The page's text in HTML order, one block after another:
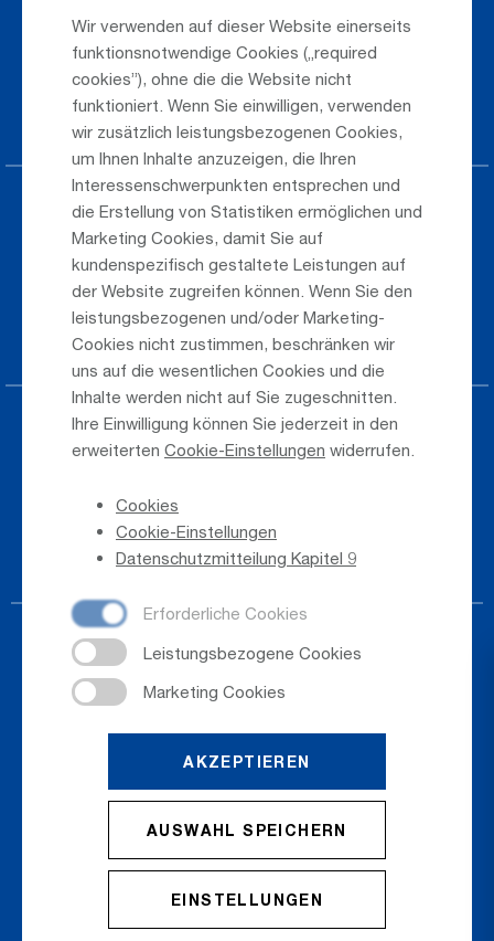
Wir verwenden auf dieser Website einerseits
funktionsnotwendige Cookies („required
cookies”), ohne die die Website nicht
funktioniert. Wenn Sie einwilligen, verwenden
wir zusätzlich leistungsbezogenen Cookies,
um Ihnen Inhalte anzuzeigen, die Ihren
Interessenschwerpunkten entsprechen und
die Erstellung von Statistiken ermöglichen und
Marketing Cookies, damit Sie auf
kundenspezifisch gestaltete Leistungen auf
der Website zugreifen können. Wenn Sie den
leistungsbezogenen und/oder Marketing-
Cookies nicht zustimmen, beschränken wir
uns auf die wesentlichen Cookies und die
Inhalte werden nicht auf Sie zugeschnitten.
Ihre Einwilligung können Sie jederzeit in den
erweiterten Cookie-Einstellungen widerrufen.
Cookies
Cookie-Einstellungen
Datenschutzmitteilung Kapitel 9
AKZEPTIEREN
AUSWAHL SPEICHERN
EINSTELLUNGEN
Saisonflugplan
Webcam
Anreise
Parken am Airport
Öffentlicher Verkehr
Taxi & Shuttle Transfer
Jobs & Karriere
Presse
Telefonverzeichnis
Newsletter-Anmeldung
Salzburger Flughafen GmbH
Erklärung zur Barrierefreiheit